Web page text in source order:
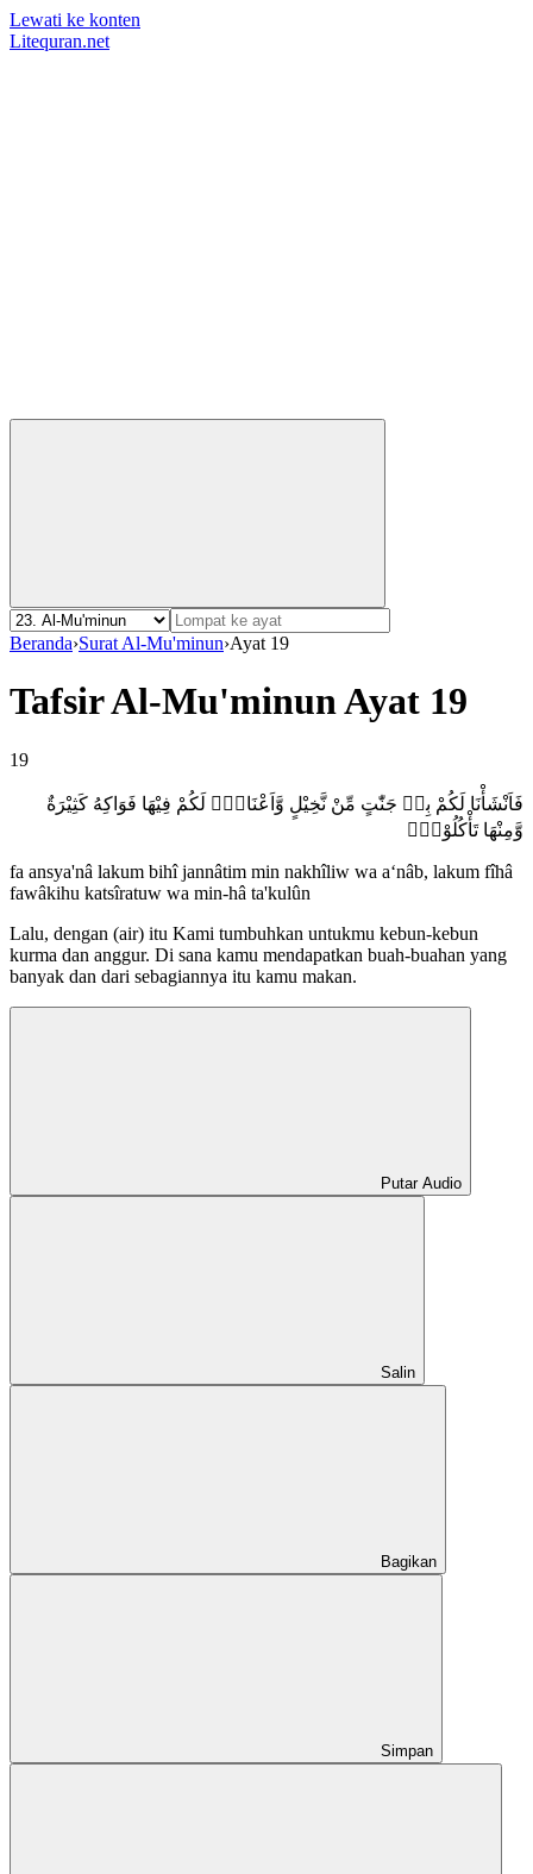
Lewati ke konten
Litequran.net
Beranda›Surat Al-Mu'minun›Ayat 19
Tafsir Al-Mu'minun Ayat 19
19
فَاَنْشَأْنَا لَكُمْ بِهٖ جَنّٰتٍ مِّنْ نَّخِيْلٍ وَّاَعْنَابٍۘ لَكُمْ فِيْهَا فَوَاكِهُ كَثِيْرَةٌ
وَّمِنْهَا تَأْكُلُوْنَۙ
fa ansya'nâ lakum bihî jannâtim min nakhîliw wa a‘nâb, lakum fîhâ
fawâkihu katsîratuw wa min-hâ ta'kulûn
Lalu, dengan (air) itu Kami tumbuhkan untukmu kebun-kebun
kurma dan anggur. Di sana kamu mendapatkan buah-buahan yang
banyak dan dari sebagiannya itu kamu makan.
Putar Audio
Salin
Bagikan
Simpan